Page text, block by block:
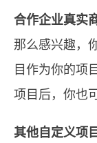
合作企业真实
那么感兴趣，
目作为你的项
项目后，你也
其他自定义项